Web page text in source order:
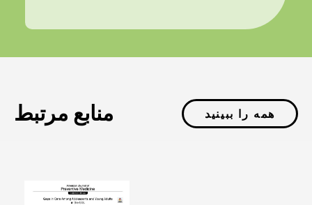
منابع مرتبط همه را ببینید